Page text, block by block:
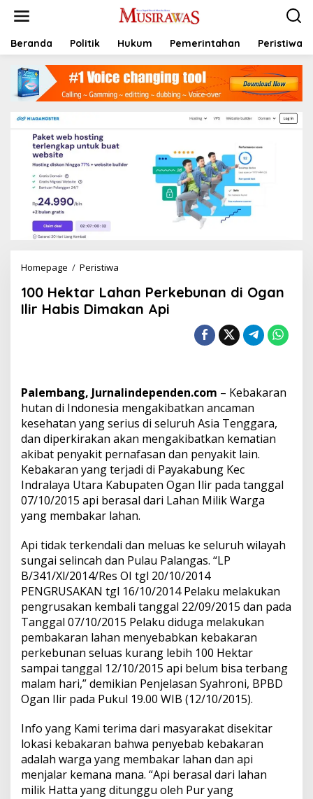
t
Beranda Politik Hukum Pemerintahan Peristiwa
Homepage / Peristiwa
0
H
e
a
h
a
n
P
e
r
k
b
u
a
n
d
O
g
a
n
I
l
i
r
H
i
s
D
i
m
a
100 Hektar Lahan Perkebunan di Ogan
Ilir Habis Dimakan Api
Palembang, Jurnalindependen.com – Kebakaran
hutan di Indonesia mengakibatkan ancaman
kesehatan yang serius di seluruh Asia Tenggara,
dan diperkirakan akan mengakibatkan kematian
akibat penyakit pernafasan dan penyakit lain.
Kebakaran yang terjadi di Payakabung Kec
Indralaya Utara Kabupaten Ogan Ilir pada tanggal
07/10/2015 api berasal dari Lahan Milik Warga
yang membakar lahan.
Api tidak terkendali dan meluas ke seluruh wilayah
sungai selincah dan Pulau Palangas. “LP
B/341/Xl/2014/Res OI tgl 20/10/2014
PENGRUSAKAN tgl 16/10/2014 Pelaku melakukan
pengrusakan kembali tanggal 22/09/2015 dan pada
Tanggal 07/10/2015 Pelaku diduga melakukan
pembakaran lahan menyebabkan kebakaran
perkebunan seluas kurang lebih 100 Hektar
sampai tanggal 12/10/2015 api belum bisa terbang
malam hari,” demikian Penjelasan Syahroni, BPBD
Ogan Ilir pada Pukul 19.00 WIB (12/10/2015).
Info yang Kami terima dari masyarakat disekitar
lokasi kebakaran bahwa penyebab kebakaran
adalah warga yang membakar lahan dan api
menjalar kemana mana. “Api berasal dari lahan
milik Hatta yang ditunggu oleh Pur yang